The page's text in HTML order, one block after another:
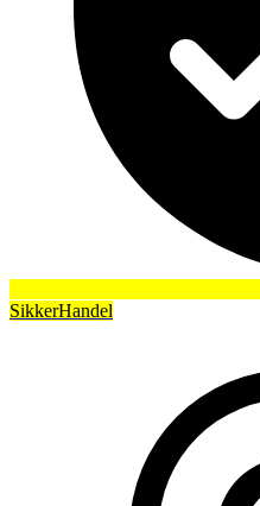
SikkerHandel